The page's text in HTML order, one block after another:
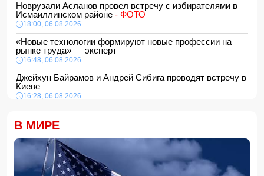
Новрузали Асланов провел встречу с избирателями в
Исмаиллинском районе - ФОТО
18:00, 06.08.2026
«Новые технологии формируют новые профессии на
рынке труда» — эксперт
16:48, 06.08.2026
Джейхун Байрамов и Андрей Сибига проводят встречу в
Киеве
16:28, 06.08.2026
Испании на ЧМ-2026
16:16, 06.08.2026
США сняли санкции с авиакомпании, обвинявшейся в
перевозке оружия для КСИР
16:00, 06.08.2026
В МИРЕ